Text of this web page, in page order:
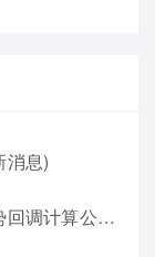
消息)
公式是什么)